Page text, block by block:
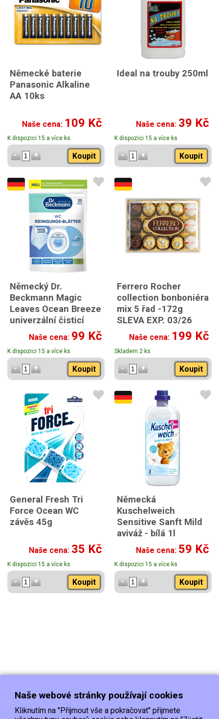
Německé baterie
Panasonic Alkaline
AA 10ks
Naše cena: 109 Kč
K dispozici 15 a více ks
Koupit
Ideal na trouby 250ml
Naše cena: 39 Kč
K dispozici 15 a více ks
Koupit
Německý Dr.
Beckmann Magic
Leaves Ocean Breeze
univerzální čisticí
listy do WC 20ks
Naše cena: 99 Kč
K dispozici 15 a více ks
Koupit
Ferrero Rocher
collection bonboniéra
mix 5 řad -172g
SLEVA EXP. 03/26
15KS
Naše cena: 199 Kč
Skladem 2 ks
Koupit
General Fresh Tri
Force Ocean WC
závěs 45g
Naše cena: 35 Kč
K dispozici 15 a více ks
Koupit
Německá
Kuschelweich
Sensitive Sanft Mild
aviváž - bílá 1l
Naše cena: 59 Kč
K dispozici 15 a více ks
Koupit
Naše webové stránky používají cookies
Kliknutím na "Přijmout vše a pokračovat" přijmete